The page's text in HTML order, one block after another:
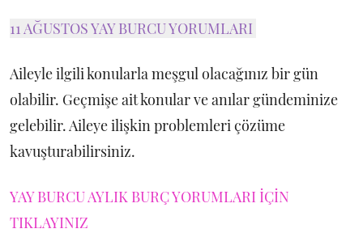
11 AĞUSTOS YAY BURCU YORUMLARI
Aileyle ilgili konularla meşgul olacağınız bir gün
olabilir. Geçmişe ait konular ve anılar gündeminize
gelebilir. Aileye ilişkin problemleri çözüme
kavuşturabilirsiniz.
YAY BURCU AYLIK BURÇ YORUMLARI İÇİN
TIKLAYINIZ